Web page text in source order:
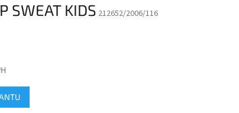
SWEAT KIDS 212652/2006/116